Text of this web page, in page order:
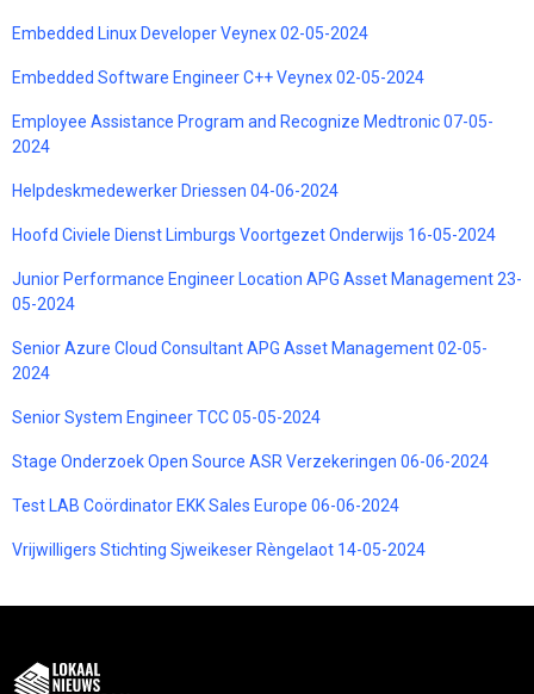
Embedded Linux Developer Veynex 02-05-2024
Embedded Software Engineer C++ Veynex 02-05-2024
Employee Assistance Program and Recognize Medtronic 07-05-
2024
Helpdeskmedewerker Driessen 04-06-2024
Hoofd Civiele Dienst Limburgs Voortgezet Onderwijs 16-05-2024
Junior Performance Engineer Location APG Asset Management 23-
05-2024
Senior Azure Cloud Consultant APG Asset Management 02-05-
2024
Senior System Engineer TCC 05-05-2024
Stage Onderzoek Open Source ASR Verzekeringen 06-06-2024
Test LAB Coördinator EKK Sales Europe 06-06-2024
Vrijwilligers Stichting Sjweikeser Rèngelaot 14-05-2024